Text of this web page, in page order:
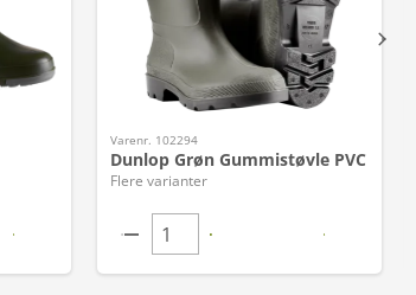
Varenr. 102294
Dunlop Grøn Gummistøvle PVC
Flere varianter